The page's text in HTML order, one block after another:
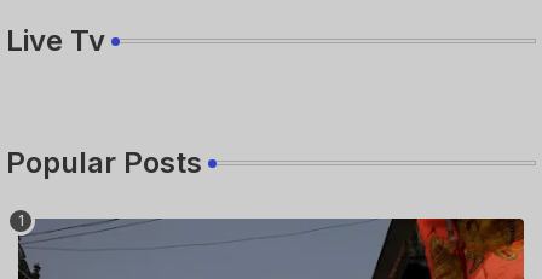
Live Tv
Popular Posts